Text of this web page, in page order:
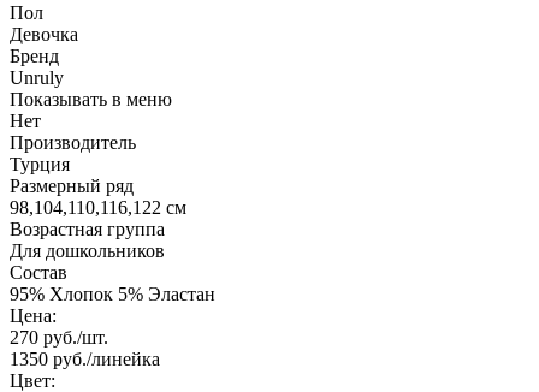
Пол
Девочка
Бренд
Unruly
Показывать в меню
Нет
Производитель
Турция
Размерный ряд
98,104,110,116,122 см
Возрастная группа
Для дошкольников
Состав
95% Хлопок 5% Эластан
Цена:
270 руб./шт.
1350 руб./линейка
Цвет: